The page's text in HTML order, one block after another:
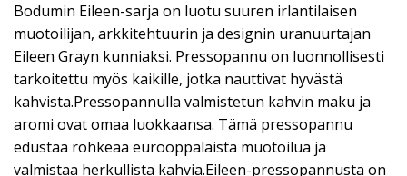
Bodumin Eileen-sarja on luotu suuren irlantilaisen
muotoilijan, arkkitehtuurin ja designin uranuurtajan
Eileen Grayn kunniaksi. Pressopannu on luonnollisesti
tarkoitettu myös kaikille, jotka nauttivat hyvästä
kahvista.Pressopannulla valmistetun kahvin maku ja
aromi ovat omaa luokkaansa. Tämä pressopannu
edustaa rohkeaa eurooppalaista muotoilua ja
valmistaa herkullista kahvia.Eileen-pressopannusta on